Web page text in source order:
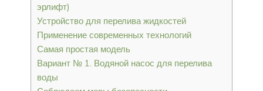
эрлифт)
Устройство для перелива жидкостей
Применение современных технологий
Самая простая модель
Вариант № 1. Водяной насос для перелива
воды